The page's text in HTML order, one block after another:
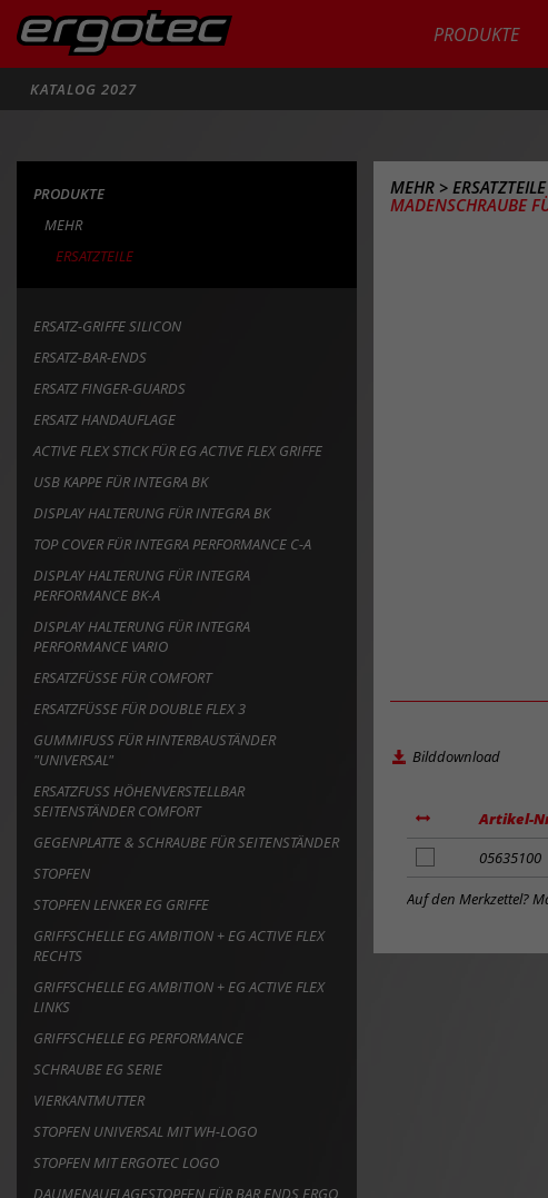
PRODUKTE
KATALOG 2027
PRODUKTE
MEHR
ERSATZTEILE
ERSATZ-GRIFFE SILICON
ERSATZ-BAR-ENDS
ERSATZ FINGER-GUARDS
ERSATZ HANDAUFLAGE
ACTIVE FLEX STICK FÜR EG ACTIVE FLEX GRIFFE
USB KAPPE FÜR INTEGRA BK
DISPLAY HALTERUNG FÜR INTEGRA BK
TOP COVER FÜR INTEGRA PERFORMANCE C-A
DISPLAY HALTERUNG FÜR INTEGRA
PERFORMANCE BK-A
DISPLAY HALTERUNG FÜR INTEGRA
PERFORMANCE VARIO
ERSATZFÜSSE FÜR COMFORT
ERSATZFÜSSE FÜR DOUBLE FLEX 3
GUMMIFUSS FÜR HINTERBAUSTÄNDER "
UNIVERSAL"
ERSATZFUSS HÖHENVERSTELLBAR S
EITENSTÄNDER COMFORT
GEGENPLATTE & SCHRAUBE FÜR SEITENSTÄNDER
STOPFEN
STOPFEN LENKER EG GRIFFE
GRIFFSCHELLE EG AMBITION + EG ACTIVE FLEX
RECHTS
GRIFFSCHELLE EG AMBITION + EG ACTIVE FLEX
LINKS
GRIFFSCHELLE EG PERFORMANCE
SCHRAUBE EG SERIE
VIERKANTMUTTER
STOPFEN UNIVERSAL MIT WH-LOGO
STOPFEN MIT ERGOTEC LOGO
DAUMENAUFLAGESTOPFEN FÜR BAR ENDS ERGO
MEHR > ERSATZTEILE
MADENSCHRAUBE
Bilddownload
Artikel-
zum
Merkzettel
05635100
Auf den Merkzettel?